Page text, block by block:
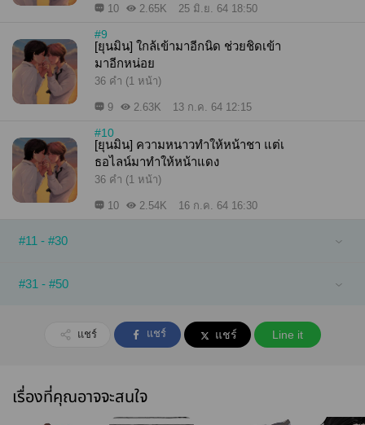
10 2.65K 25 มิ.ย. 64 18:50
#9
[ยุนมิน] ใกล้เข้ามาอีกนิด ช่วยชิดเข้า
มาอีกหน่อย
36 คำ (1 หน้า)
9 2.63K 13 ก.ค. 64 12:15
#10
[ยุนมิน] ความหนาวทำให้หน้าชา แต่เ
ธอไลน์มาทำให้หน้าแดง
36 คำ (1 หน้า)
10 2.54K 16 ก.ค. 64 16:30
#11 - #30
#31 - #50
แชร์ แชร์ แชร์ Line it
เรื่องที่คุณอาจจะสนใจ